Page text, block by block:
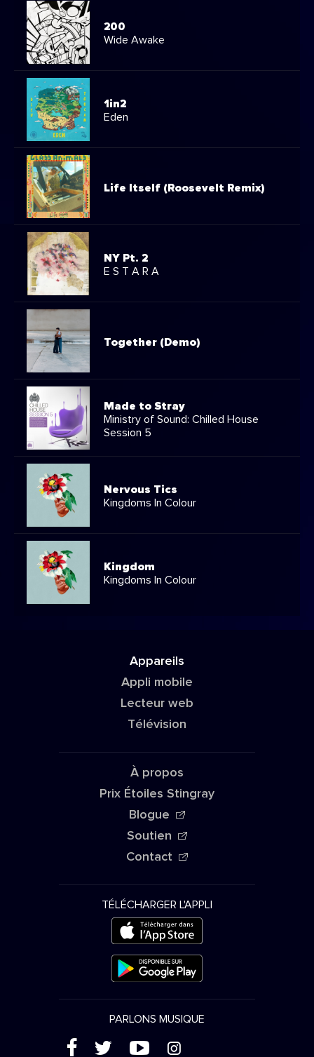
200
Wide Awake
1in2
Eden
Life Itself (Roosevelt Remix)
NY Pt. 2
E S T A R A
Together (Demo)
Made to Stray
Ministry of Sound: Chilled House
Session 5
Nervous Tics
Kingdoms In Colour
Kingdom
Kingdoms In Colour
Appareils
Appli mobile
Lecteur web
Télévision
À propos
Prix Étoiles Stingray
Blogue
Soutien
Contact
TÉLÉCHARGER L'APPLI
PARLONS MUSIQUE
( ' + &